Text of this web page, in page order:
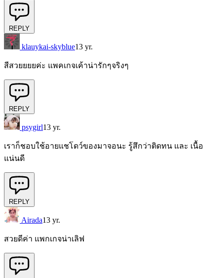
REPLY
klauykai-skyblue13 yr.
สีสวยยยยค่ะ แพคเกจเค้าน่ารักๆจริงๆ
REPLY
psygirl13 yr.
เราก็ชอบใช้อายแชโดว์ของมาจอนะ รู้สึกว่าติดทน และ เนื้อ
แน่นดี
REPLY
Airada13 yr.
สวยดีค่า แพกเกจน่าเลิฟ